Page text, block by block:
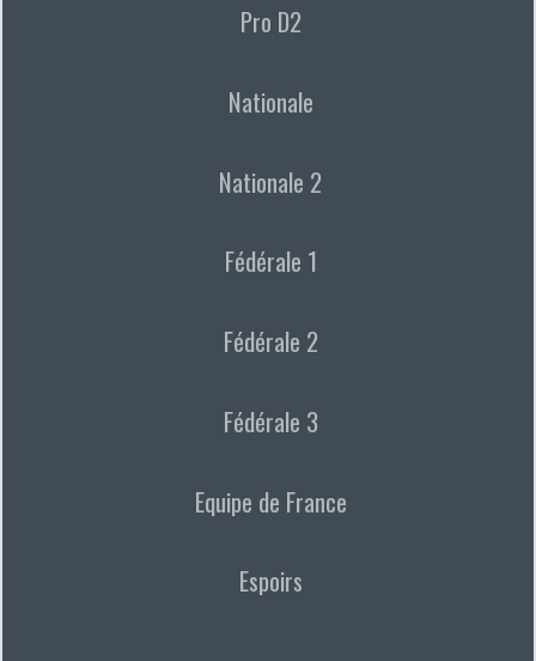
Pro D2
Nationale
Nationale 2
Fédérale 1
Fédérale 2
Fédérale 3
Equipe de France
Espoirs